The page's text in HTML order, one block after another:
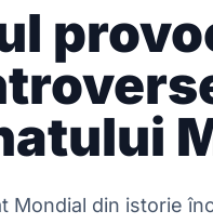
Mondial din istorie